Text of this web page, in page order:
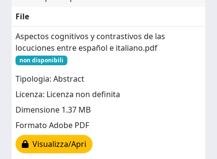
File
Aspectos cognitivos y contrastivos de las
locuciones entre español e italiano.pdf
non disponibili
Tipologia: Abstract
Licenza: Licenza non definita
Dimensione 1.37 MB
Formato Adobe PDF
Visualizza/Apri